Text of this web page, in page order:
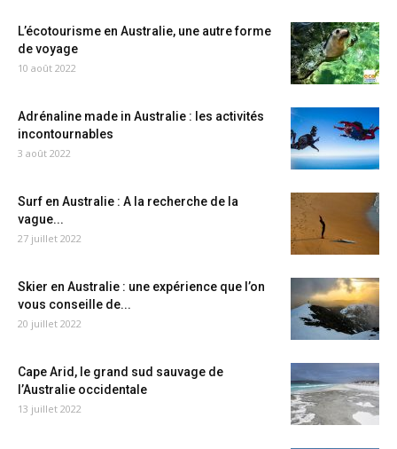
L’écotourisme en Australie, une autre forme
de voyage
10 août 2022
Adrénaline made in Australie : les activités
incontournables
3 août 2022
Surf en Australie : A la recherche de la
vague...
27 juillet 2022
Skier en Australie : une expérience que l’on
vous conseille de...
20 juillet 2022
Cape Arid, le grand sud sauvage de
l’Australie occidentale
13 juillet 2022